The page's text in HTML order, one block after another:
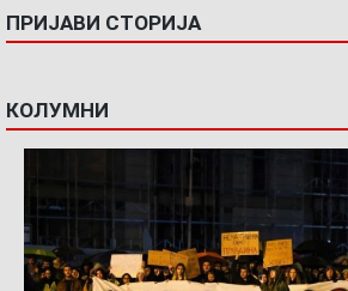
ПРИЈАВИ СТОРИЈА
КОЛУМНИ